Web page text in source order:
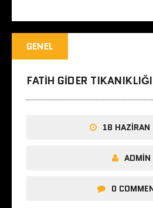
GENEL
FATIH GIDER
18
ADMIN
0